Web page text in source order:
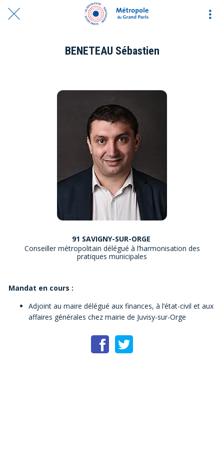
BENETEAU Sébastien
91 SAVIGNY-SUR-ORGE
Conseiller métropolitain délégué à l’harmonisation des
pratiques municipales
Mandat en cours :
Adjoint au maire délégué aux finances, à l’état-civil et aux
affaires générales chez mairie de Juvisy-sur-Orge